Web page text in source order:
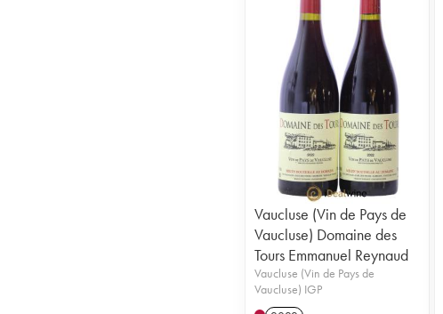
Vaucluse (Vin de Pays de
Vaucluse) Domaine des
Tours Emmanuel Reynaud
Vaucluse (Vin de Pays de
Vaucluse) IGP